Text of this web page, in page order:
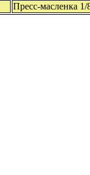
Пресс-масленка 1/